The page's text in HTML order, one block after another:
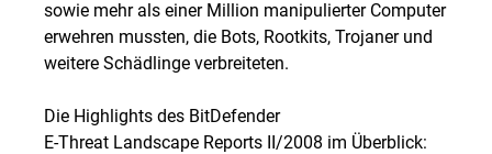
sowie mehr als einer Million manipulierter Computer
erwehren mussten, die Bots, Rootkits, Trojaner und
weitere Schädlinge verbreiteten.
Die Highlights des BitDefender
E-Threat Landscape Reports II/2008 im Überblick: